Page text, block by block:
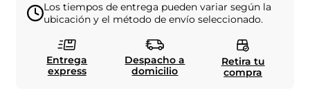
Los tiempos de entrega pueden variar según la
ubicación y el método de envío seleccionado.
Entrega
express
Despacho a
domicilio
Retira tu
compra